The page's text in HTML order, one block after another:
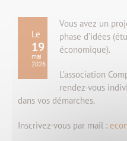
Le
19
mai
2026
Vous avez un
phase d’idées
économique).
L’association
rendez-vous
dans vos démarches.
Inscrivez-vous par mail :